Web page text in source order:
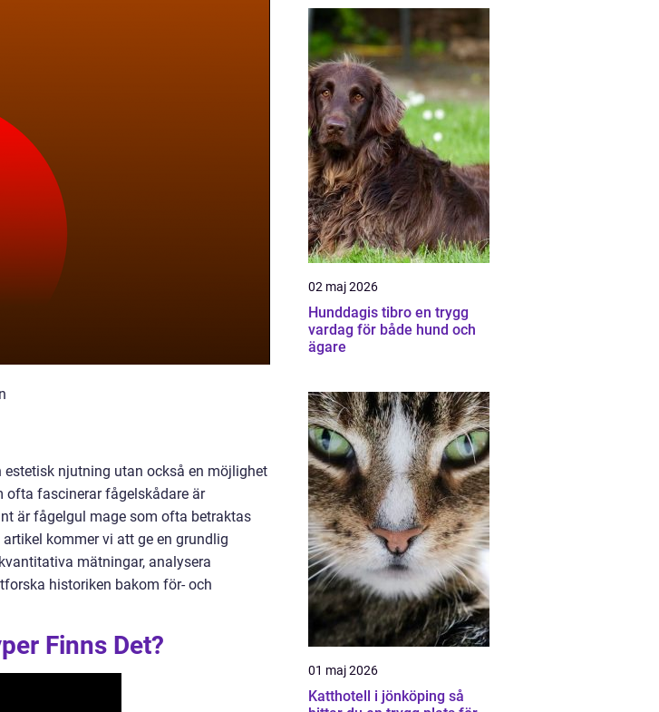
njutning utan också en möjlighet
ofta fascinerar fågelskådare är
är fågelgul mage som ofta betraktas
kommer vi att ge en grundlig
mätningar, analysera
historiken bakom för- och
Finns Det?
02 maj 2026
Hunddagis tibro en trygg
vardag för både hund och
ägare
01 maj 2026
Katthotell i jönköping så